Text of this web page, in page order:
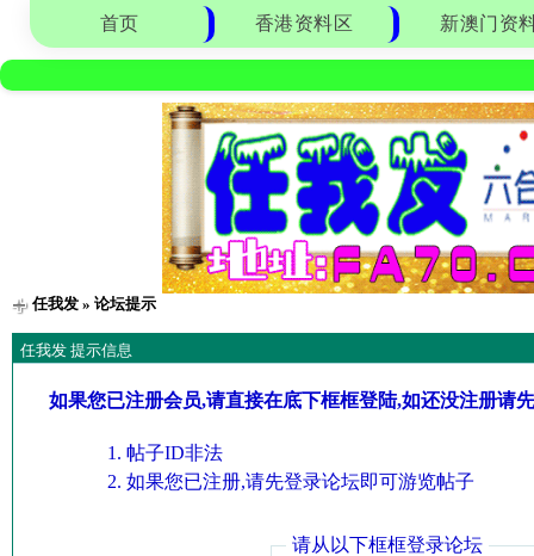
首页 香港资料区 新澳门资
任我发» 论坛提示
任我发 提示信息
如果您已注册会员,请直接在底下框框登陆,如还没注册请
帖子ID非法
如果您已注册,请先登录论坛即可游览帖子
请从以下框框登录论坛